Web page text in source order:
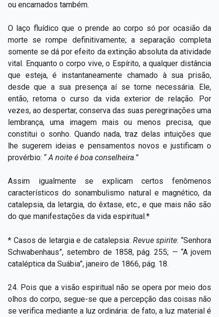
ou encarnados também.
O laço fluídico que o prende ao corpo só por ocasião da
morte se rompe definitivamente; a separação completa
somente se dá por efeito da extinção absoluta da atividade
vital. Enquanto o corpo vive, o Espírito, a qualquer distância
que esteja, é instantaneamente chamado à sua prisão,
desde que a sua presença aí se torne necessária. Ele,
então, retoma o curso da vida exterior de relação. Por
vezes, ao despertar, conserva das suas peregrinações uma
lembrança, uma imagem mais ou menos precisa, que
constitui o sonho. Quando nada, traz delas intuições que
lhe sugerem ideias e pensamentos novos e justificam o
provérbio: “ A noite é boa conselheira.”
Assim igualmente se explicam certos fenômenos
característicos do sonambulismo natural e magnético, da
catalepsia, da letargia, do êxtase, etc., e que mais não são
do que manifestações da vida espiritual.*
* Casos de letargia e de catalepsia: Revue spirite: “Senhora
Schwabenhaus”, setembro de 1858, pág. 255; — “A jovem
cataléptica da Suábia”, janeiro de 1866, pág. 18.
24. Pois que a visão espiritual não se opera por meio dos
olhos do corpo, segue-se que a percepção das coisas não
se verifica mediante a luz ordinária: de fato, a luz material é